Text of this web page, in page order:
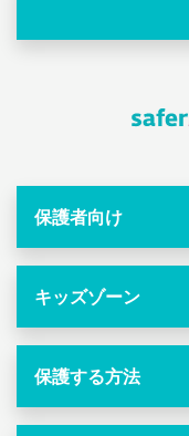
保護者向け
キッズゾーン
保護する方法